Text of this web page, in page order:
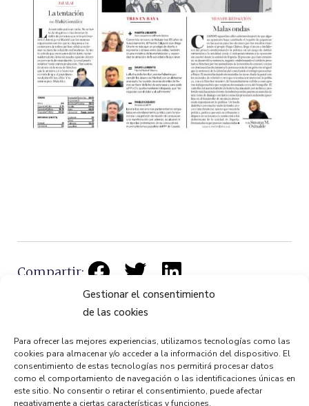
Gestionar el consentimiento
de las cookies
Para ofrecer las mejores experiencias, utilizamos tecnologías como las
cookies para almacenar y/o acceder a la información del dispositivo. El
consentimiento de estas tecnologías nos permitirá procesar datos
como el comportamiento de navegación o las identificaciones únicas en
este sitio. No consentir o retirar el consentimiento, puede afectar
negativamente a ciertas características y funciones.
Compartir:
ANTERIOR
Maria Uriarte, Directora Gerente del Puente Bizkaia
PRÓXIMO
El Lehendakari presidió el acto de clausura del 125 aniversario del Puente Colgante